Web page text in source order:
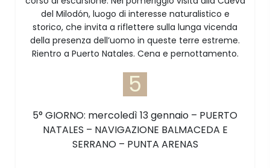
del Milodón, luogo di interesse naturalistico e
storico, che invita a riflettere sulla lunga vicenda
della presenza dell’uomo in queste terre estreme.
Rientro a Puerto Natales. Cena e pernottamento.
5
5° GIORNO: mercoledì 13 gennaio – PUERTO
NATALES – NAVIGAZIONE BALMACEDA E
SERRANO – PUNTA ARENAS